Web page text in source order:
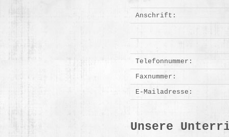
Anschrift:
Telefonnummer:
Faxnummer:
E-Mailadresse:
Unsere